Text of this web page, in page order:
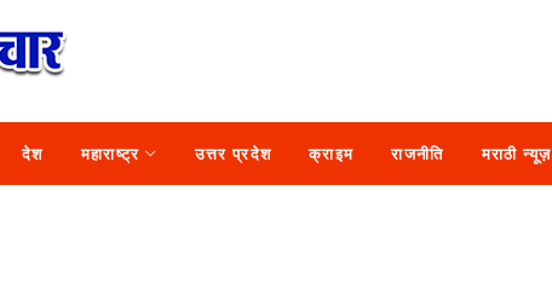
देश महाराष्ट्र उत्तर प्रदेश क्राइम राजनीति मराठी न्यूज़